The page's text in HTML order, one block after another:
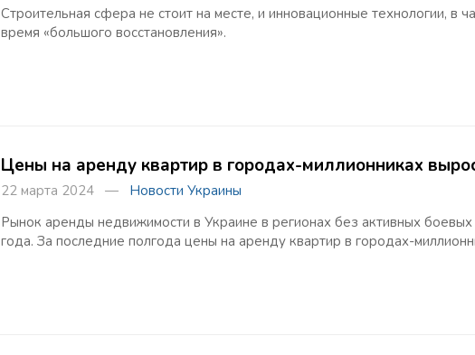
Строительная сфера не стоит на месте, и инновационные технологии, в
время «большого восстановления».
Цены на аренду квартир в городах-миллионниках
22 марта 2024 — Новости Украины
Рынок аренды недвижимости в Украине в регионах без активных
года. За последние полгода цены на аренду квартир в городах-